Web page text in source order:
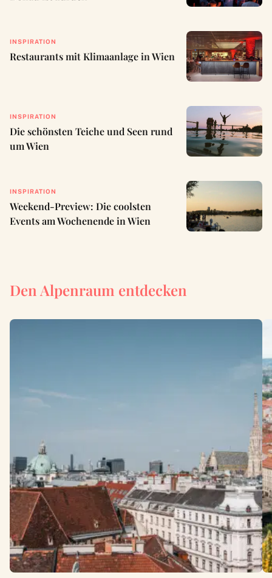
INSPIRATION
Restaurants mit Klimaanlage in Wien
INSPIRATION
Die schönsten Teiche und Seen rund
um Wien
INSPIRATION
Weekend-Preview: Die coolsten
Events am Wochenende in Wien
Den Alpenraum entdecken